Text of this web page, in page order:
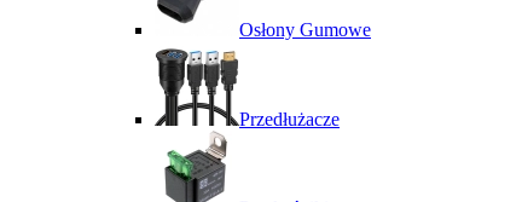
Osłony Gumowe
Przedłużacze